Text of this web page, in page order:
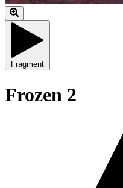
Fragment
Frozen 2